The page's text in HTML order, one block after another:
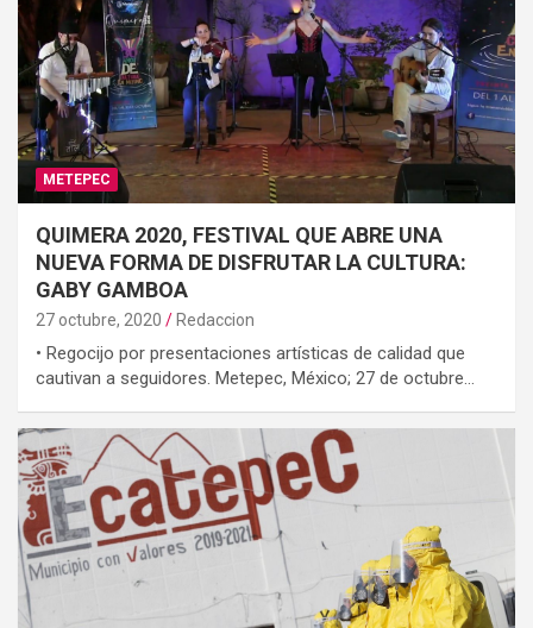
METEPEC
QUIMERA 2020, FESTIVAL QUE ABRE UNA
NUEVA FORMA DE DISFRUTAR LA CULTURA:
GABY GAMBOA
27 octubre, 2020 Redaccion
• Regocijo por presentaciones artísticas de calidad que
cautivan a seguidores. Metepec, México; 27 de octubre…